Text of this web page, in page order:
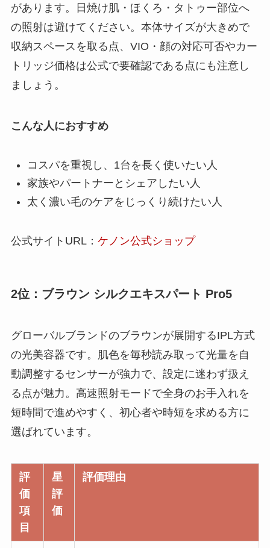
があります。日焼け肌・ほくろ・タトゥー部位へ
の照射は避けてください。本体サイズが大きめで
収納スペースを取る点、VIO・顔の対応可否やカー
トリッジ価格は公式で要確認である点にも注意し
ましょう。
こんな人におすすめ
コスパを重視し、1台を長く使いたい人
家族やパートナーとシェアしたい人
太く濃い毛のケアをじっくり続けたい人
公式サイトURL： ケノン公式ショップ
2位：ブラウン シルクエキスパート Pro5
グローバルブランドのブラウンが展開するIPL方式
の光美容器です。肌色を毎秒読み取って光量を自
動調整するセンサーが強力で、設定に迷わず扱え
る点が魅力。高速照射モードで全身のお手入れを
短時間で進めやすく、初心者や時短を求める方に
選ばれています。
評
価
項
目
星
評
価
評価理由